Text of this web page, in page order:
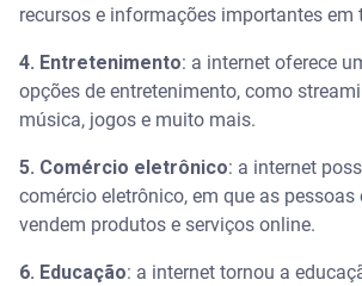
recursos e informações importantes em
4. Entretenimento: a internet oferece
opções de entretenimento, como
música, jogos e muito mais.
5. Comércio eletrônico: a internet
comércio eletrônico, em que as pessoas
vendem produtos e serviços online.
6. Educação: a internet tornou a